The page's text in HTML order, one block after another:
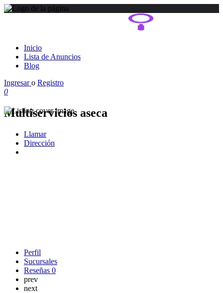
Inicio
Lista de Anuncios
Blog
Ingresaro Registro
0
Multiservicios aseca
Llamar
Dirección
Perfil
Sucursales
Reseñas 0
prev
next